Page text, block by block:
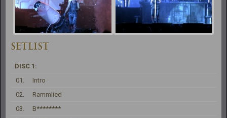
SETLIST
DISC 1:
01.
Intro
02.
Rammlied
03.
B********